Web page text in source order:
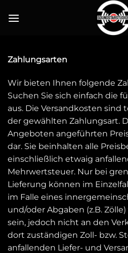
Zahlungsarten
Wir bieten Ihnen folgende
Suchen Sie sich einfach die
aus. Die Versandkosten sind
der gewählten Zahlungsart.
Angeboten angeführten
dar. Sie beinhalten alle
einschließlich etwaig
Mehrwertsteuer. Nur bei
Lieferung können im
im Falle eines
und/oder Abgaben (z.B.
sein, jedoch nicht an den
dort zuständigen Zoll- bzw.
anfallenden Liefer- und